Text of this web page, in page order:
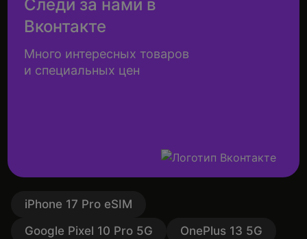
Следи за нами в
Вконтакте
Много интересных товаров
и специальных цен
iPhone 17 Pro eSIM
Google Pixel 10 Pro 5G
OnePlus 13 5G